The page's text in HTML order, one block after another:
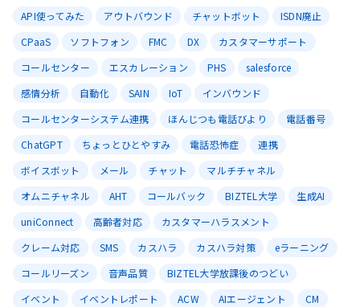
API使ってみた
アウトバウンド チャットボット
ISDN廃止
CPaaS
ソフトフォン FMC DX
カスタマーサポート
コールセンター
エスカレーション PHS
salesforce
感情分析
自動化 SAIN IoT
インバウンド
コールセンターシステム連携
ほんじつも電話びより
電話番号
ChatGPT
ちょっとひとやすみ 電話恐怖症
連携
ボイスボット
メール チャット
マルチチャネル
オムニチャネル
AHT コールバック BIZTEL大学
生成AI
uniConnect
高齢者対応
カスタマーハラスメント
クレーム対応
SMS カスハラ カスハラ対策
eラーニング
コールリーズン
音声品質
BIZTEL大学放課後のつどい
イベント
イベントレポート ACW AIエージェント
CM